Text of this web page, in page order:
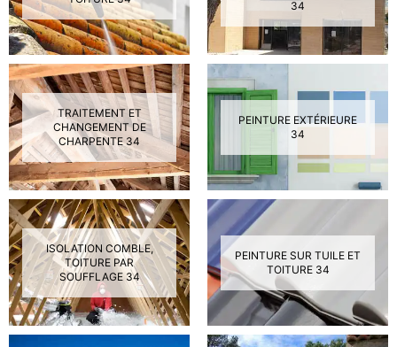
34
TRAITEMENT ET
CHANGEMENT DE
CHARPENTE 34
PEINTURE EXTÉRIEURE
34
ISOLATION COMBLE,
TOITURE PAR
SOUFFLAGE 34
PEINTURE SUR TUILE ET
TOITURE 34